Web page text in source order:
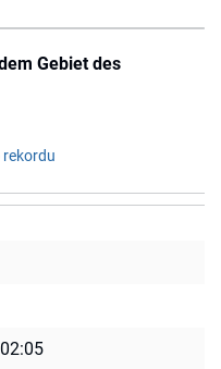
Gebiet des
rekordu